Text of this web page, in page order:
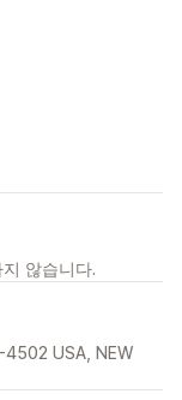
않습니다.
4502 USA, NEW